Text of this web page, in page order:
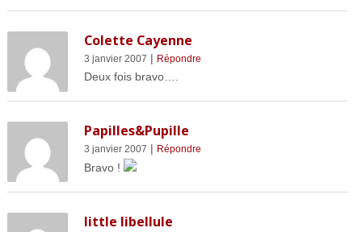
Colette Cayenne
3 janvier 2007 | Répondre
Deux fois bravo….
Papilles&Pupille
3 janvier 2007 | Répondre
Bravo !
little libellule